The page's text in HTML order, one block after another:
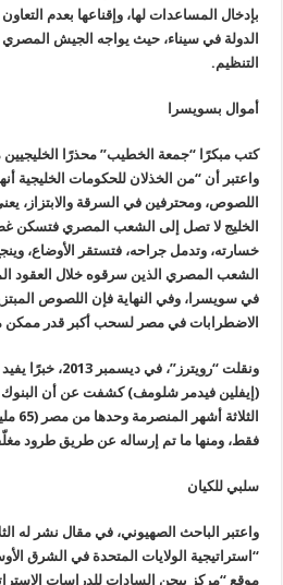
بإدخال المساعدات لها، وإقناعها بعدم
الدولة في سيناء، حيث يواجه الجيش
التنظيم.
أموال بسويسرا
كتب مبكرًا “جمعة الخطيب” محذرًا الخليجيين
واعتبر أن “من الخذلان للحكومات الخليجية
اللصوص، ومحترفين في السرقة والابتزاز،
الخليج لا تصل إلى الشعب المصري فتسكن
خسارته، وتدمل جراحه، فتستقر الأوضاع،
الشعب المصري الذين سرقوه خلال العقود
في سويسرا، وفي النهاية فإن اللصوص
الاضطرابات في مصر لسحب أكبر قدر ممكن
ونقلت “رويترز”،
(إيفلين فيدمر شلومف) كشفت عن أن
فقط، ومنها ما تم إرساله عن طريق طرود
سلبي للكيان
“استراتيجية الولايات المتحدة في الشرق
موقع “مركز بيجن السادات للدراسات